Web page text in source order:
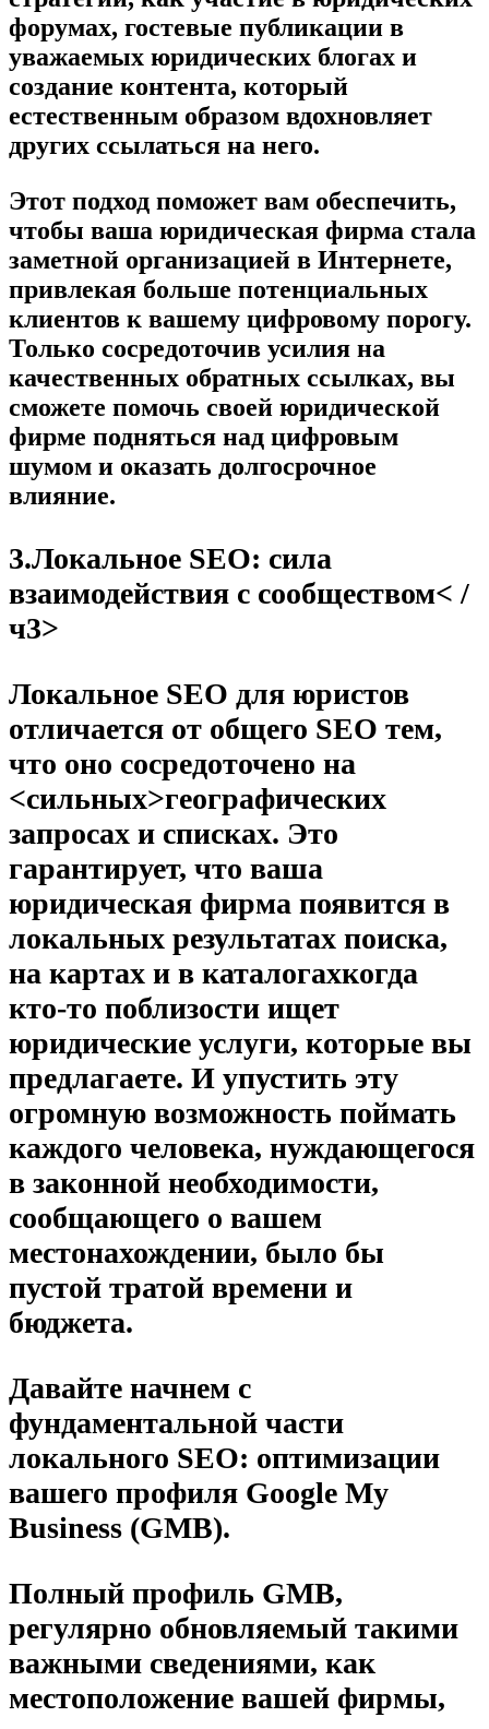
форумах, гостевые публикации в
уважаемых юридических блогах и
создание контента, который
естественным образом вдохновляет
других ссылаться на него.
Этот подход поможет вам обеспечить,
чтобы ваша юридическая фирма стала
заметной организацией в Интернете,
привлекая больше потенциальных
клиентов к вашему цифровому порогу.
Только сосредоточив усилия на
качественных обратных ссылках, вы
сможете помочь своей юридической
фирме подняться над цифровым
шумом и оказать долгосрочное
влияние.
3.Локальное SEO: сила
взаимодействия с сообществом< /
ч3>
Локальное SEO для юристов
отличается от общего SEO тем,
что оно сосредоточено на
<сильных>географических
запросах и списках. Это
гарантирует, что ваша
юридическая фирма появится в
локальных результатах поиска,
на картах и ​​в каталогахкогда
кто-то поблизости ищет
юридические услуги, которые вы
предлагаете. И упустить эту
огромную возможность поймать
каждого человека, нуждающегося
в законной необходимости,
сообщающего о вашем
местонахождении, было бы
пустой тратой времени и
бюджета.
Давайте начнем с
фундаментальной части
локального SEO: оптимизации
вашего профиля Google My
Business (GMB).
Полный профиль GMB,
регулярно обновляемый такими
важными сведениями, как
местоположение вашей фирмы,